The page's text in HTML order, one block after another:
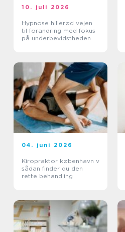
10. juli 2026
Hypnose hillerød vejen
til forandring med fokus
på underbevidstheden
04. juni 2026
Kiropraktor københavn v
sådan finder du den
rette behandling